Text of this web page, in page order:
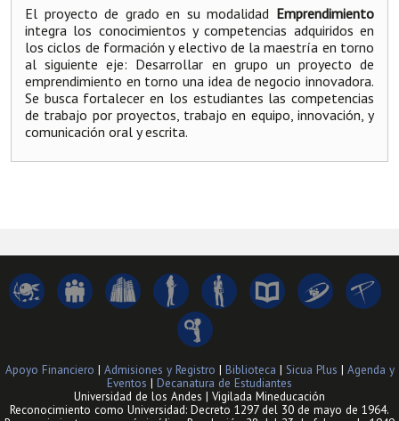
El proyecto de grado en su modalidad Emprendimiento
integra los conocimientos y competencias adquiridos en
los ciclos de formación y electivo de la maestría en torno
al siguiente eje: Desarrollar en grupo un proyecto de
emprendimiento en torno una idea de negocio innovadora.
Se busca fortalecer en los estudiantes las competencias
de trabajo por proyectos, trabajo en equipo, innovación, y
comunicación oral y escrita.
Apoyo Financiero | Admisiones y Registro | Biblioteca | Sicua Plus | Agenda y
Eventos | Decanatura de Estudiantes
Universidad de los Andes | Vigilada Mineducación
Reconocimiento como Universidad: Decreto 1297 del 30 de mayo de 1964.